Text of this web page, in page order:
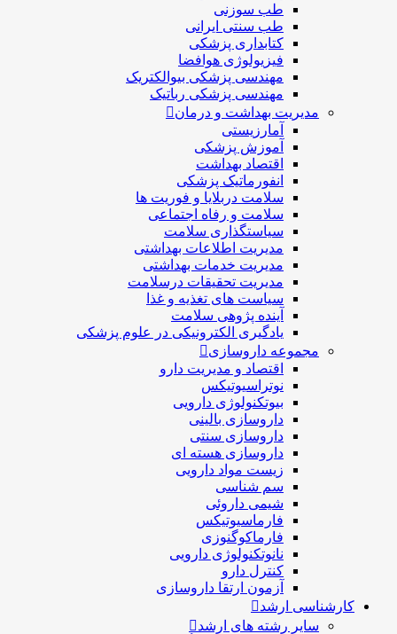
طب سوزنی
طب سنتی ایرانی
کتابداری پزشکی
فیزیولوژی هوافضا
مهندسی پزشکی بیوالکتریک
مهندسی پزشکی رباتیک
مدیریت بهداشت و درمان
آمارزیستی
آموزش پزشکی
اقتصاد بهداشت
انفورماتیک پزشکی
سلامت دربلايا و فوريت ها
سلامت و رفاه اجتماعی
سیاستگذاری سلامت
مدیریت اطلاعات بهداشتی
مدیریت خدمات بهداشتی
مدیریت تحقیقات درسلامت
سیاست های تغذیه و غذا
آینده پژوهی سلامت
یادگیری الکترونیکی در علوم پزشکی
مجموعه داروسازی
اقتصاد و مديريت دارو
نوتراسیوتیکس
بيوتكنولوژی دارویی
داروسازی بالينی
داروسازی سنتی
داروسازی هسته ای
زیست مواد دارویی
سم شناسی
شيمی داروئی
فارماسيوتيكس
فارماكوگنوزی
نانوتکنولوژی دارویی
كنترل دارو
آزمون ارتقا داروسازی
کارشناسی ارشد
سایر رشته های ارشد